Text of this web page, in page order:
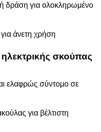
δράση για ολοκληρωμένο
άνετη χρήση
σκούπας
ελαφρώς σύντομο σε
για βέλτιστη